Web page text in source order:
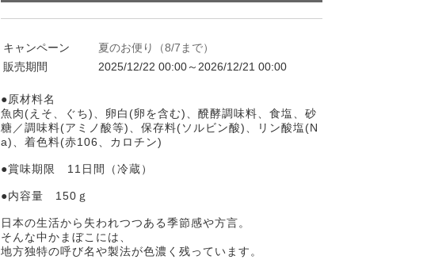
キャンペーン
夏のお便り（8/7まで）
販売期間
2025/12/22 00:00～2026/12/21 00:00
●原材料名
魚肉(えそ、ぐち)、卵白(卵を含む)、醗酵調味料、食塩、砂
糖／調味料(アミノ酸等)、保存料(ソルビン酸)、リン酸塩(N
a)、着色料(赤106、カロチン)
●賞味期限 11日間（冷蔵）
●内容量 150ｇ
日本の生活から失われつつある季節感や方言。
そんな中かまぼこには、
地方独特の呼び名や製法が色濃く残っています。